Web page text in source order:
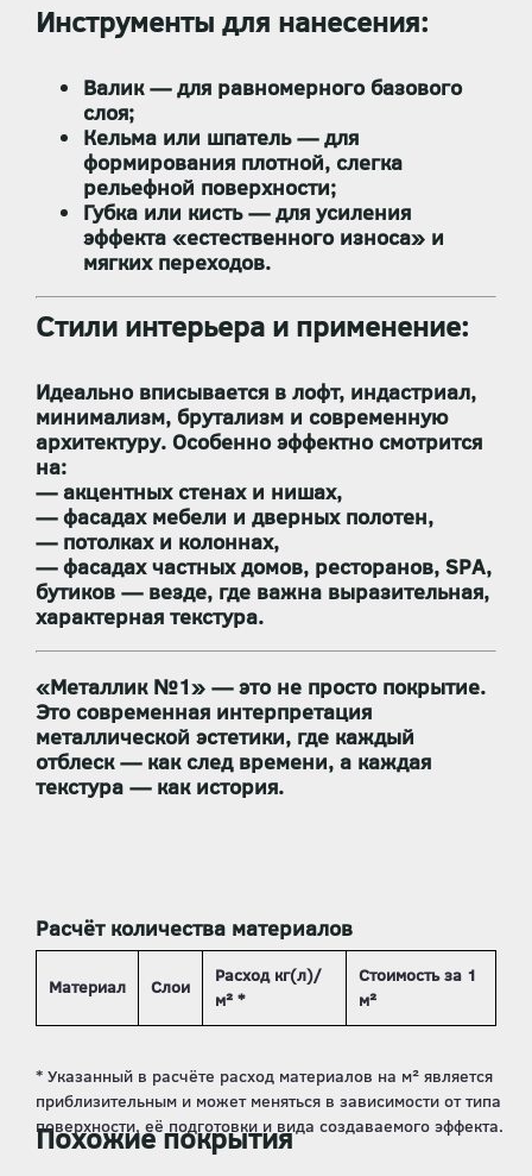
Инструменты для нанесения:
Валик— для равномерного базового
слоя;
Кельма или шпатель— для
формирования плотной, слегка
рельефной поверхности;
Губка или кисть— для усиления
эффекта «естественного износа» и
мягких переходов.
Стили интерьера и применение:
Идеально вписывается в лофт, индастриал,
минимализм, брутализм и современную
архитектуру. Особенно эффектно смотрится
на:
— акцентных стенах и нишах,
— фасадах мебели и дверных полотен,
— потолках и колоннах,
— фасадах частных домов, ресторанов, SPA,
бутиков — везде, где важна выразительная,
характерная текстура.
«Металлик №1» — это не просто покрытие.
Это современная интерпретация
металлической эстетики, где каждый
отблеск — как след времени, а каждая
текстура — как история.
Расчёт количества материалов
Материал Слои
Расход кг(л)/
м² *
Стоимость за 1
м²
Похожие покрытия